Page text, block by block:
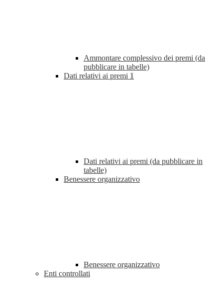
Ammontare complessivo dei premi (da
pubblicare in tabelle)
Dati relativi ai premi 1
Dati relativi ai premi (da pubblicare in
tabelle)
Benessere organizzativo
Benessere organizzativo
Enti controllati